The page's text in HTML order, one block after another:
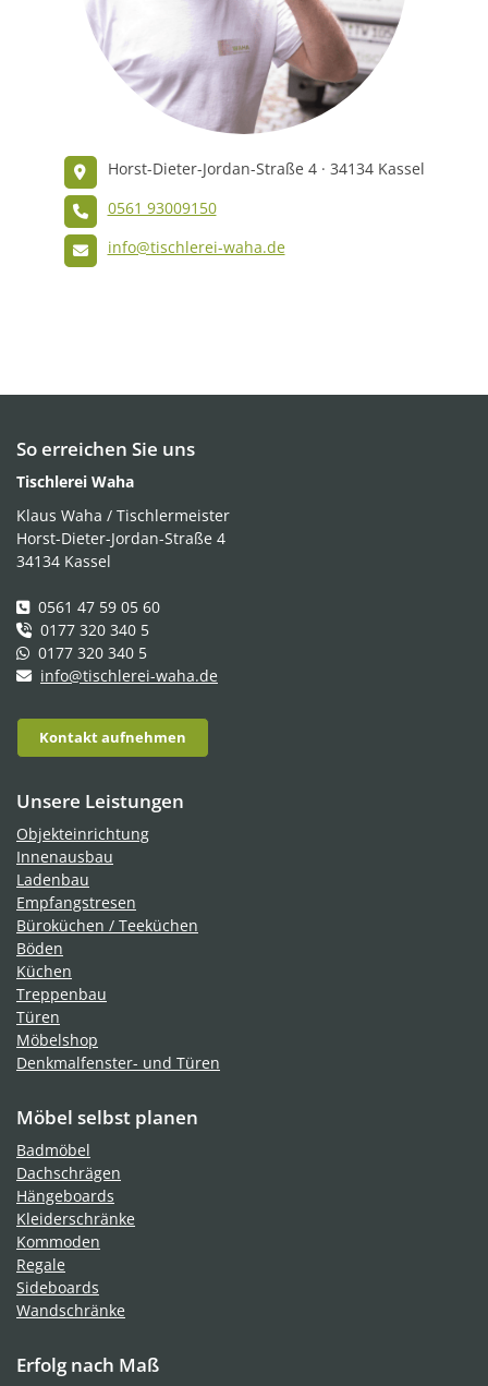
Horst-Dieter-Jordan-Straße 4 · 34134 Kassel
0561 93009150
info@tischlerei-waha.de
So erreichen Sie uns
Tischlerei Waha
Klaus Waha / Tischlermeister
Horst-Dieter-Jordan-Straße 4
34134 Kassel
0561 47 59 05 60
0177 320 340 5
0177 320 340 5
info@tischlerei-waha.de
Kontakt aufnehmen
Unsere Leistungen
Objekteinrichtung
Innenausbau
Ladenbau
Empfangstresen
Büroküchen / Teeküchen
Böden
Küchen
Treppenbau
Türen
Möbelshop
Denkmalfenster- und Türen
Möbel selbst planen
Badmöbel
Dachschrägen
Hängeboards
Kleiderschränke
Kommoden
Regale
Sideboards
Wandschränke
Erfolg nach Maß